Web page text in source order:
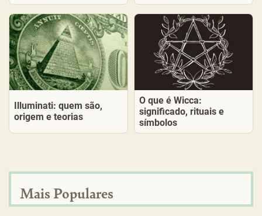
Illuminati: quem são,
origem e teorias
O que é Wicca:
significado, rituais e
símbolos
Mais Populares